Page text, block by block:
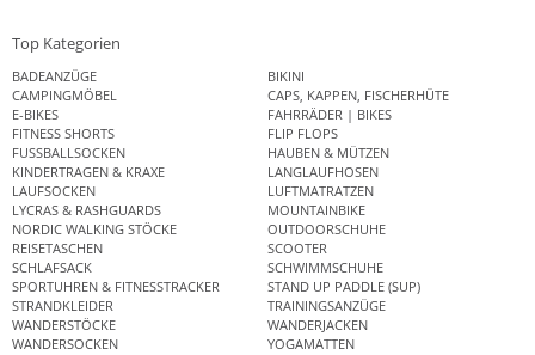
Top Kategorien
BADEANZÜGE
BIKINI
CAMPINGMÖBEL
CAPS, KAPPEN, FISCHERHÜTE
E-BIKES
FAHRRÄDER | BIKES
FITNESS SHORTS
FLIP FLOPS
FUSSBALLSOCKEN
HAUBEN & MÜTZEN
KINDERTRAGEN & KRAXE
LANGLAUFHOSEN
LAUFSOCKEN
LUFTMATRATZEN
LYCRAS & RASHGUARDS
MOUNTAINBIKE
NORDIC WALKING STÖCKE
OUTDOORSCHUHE
REISETASCHEN
SCOOTER
SCHLAFSACK
SCHWIMMSCHUHE
SPORTUHREN & FITNESSTRACKER
STAND UP PADDLE (SUP)
STRANDKLEIDER
TRAININGSANZÜGE
WANDERSTÖCKE
WANDERJACKEN
WANDERSOCKEN
YOGAMATTEN